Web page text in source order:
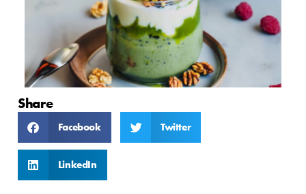
Share
Facebook Twitter
LinkedIn